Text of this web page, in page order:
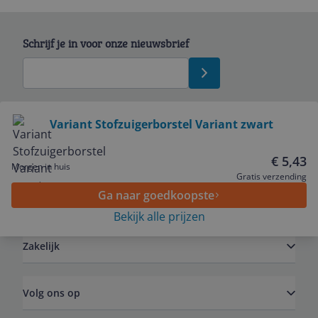
Variant Stofzuigerborstel Variant zwart
Morgen in huis € 5,43
Gratis verzending
Ga naar goedkoopste
Bekijk alle prijzen
Schrijf je in voor onze nieuwsbrief
Service
Zakelijk
Volg ons op